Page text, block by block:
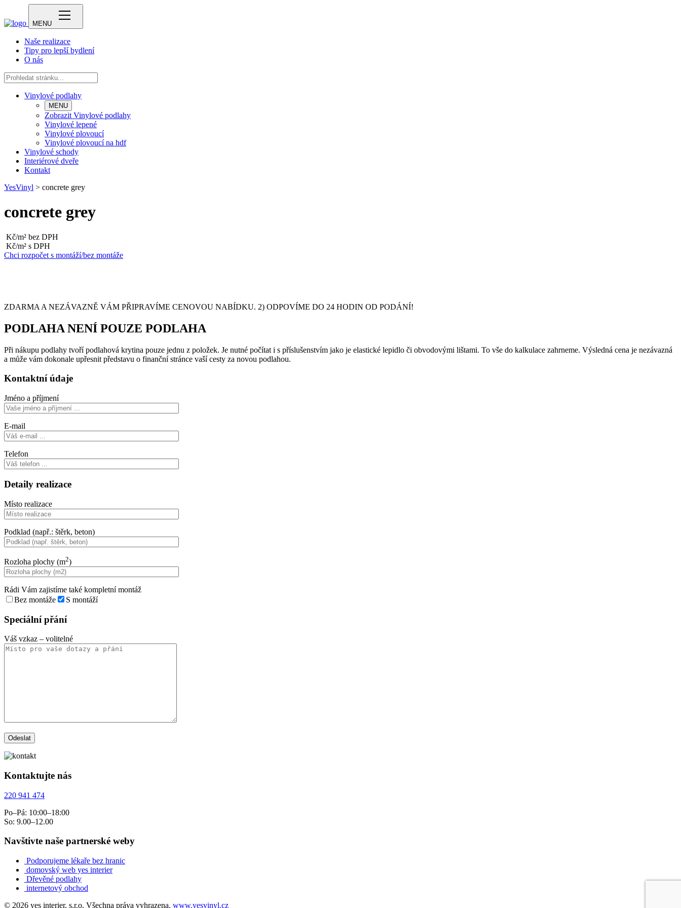
MENU
Naše realizace
Tipy pro lepší bydlení
O nás
Vinylové podlahy
MENU
Zobrazit Vinylové podlahy
Vinylové lepené
Vinylové plovoucí
Vinylové plovoucí na hdf
Vinylové schody
Interiérové dveře
Kontakt
YesVinyl > concrete grey
concrete grey
Kč/m² bez DPH
Kč/m² s DPH
Chci rozpočet s montáží/bez montáže
ZDARMA A NEZÁVAZNĚ VÁM PŘIPRAVÍME CENOVOU NABÍDKU. 2) ODPOVÍME DO 24 HODIN OD PODÁNÍ!
PODLAHA NENÍ POUZE PODLAHA
Při nákupu podlahy tvoří podlahová krytina pouze jednu z položek. Je nutné počítat i s příslušenstvím jako je elastické lepidlo či obvodovými lištami. To vše do kalkulace zahrneme. Výsledná cena je nezávazná
a může vám dokonale upřesnit představu o finanční stránce vaší cesty za novou podlahou.
Kontaktní údaje
Jméno a příjmení
E-mail
Telefon
Detaily realizace
Místo realizace
Podklad (např.: štěrk, beton)
Rozloha plochy (m2)
Rádi Vám zajistíme také kompletní montáž
Bez montáže
S montáží
Speciální přání
Váš vzkaz – volitelné
Kontaktujte nás
220 941 474
Po–Pá: 10:00–18:00
So: 9.00–12.00
Navštivte naše partnerské weby
Podporujeme lékaře bez hranic
domovský web yes interier
Dřevěné podlahy
internetový obchod
© 2026 yes interier, s.r.o. Všechna práva vyhrazena. www.yesvinyl.cz